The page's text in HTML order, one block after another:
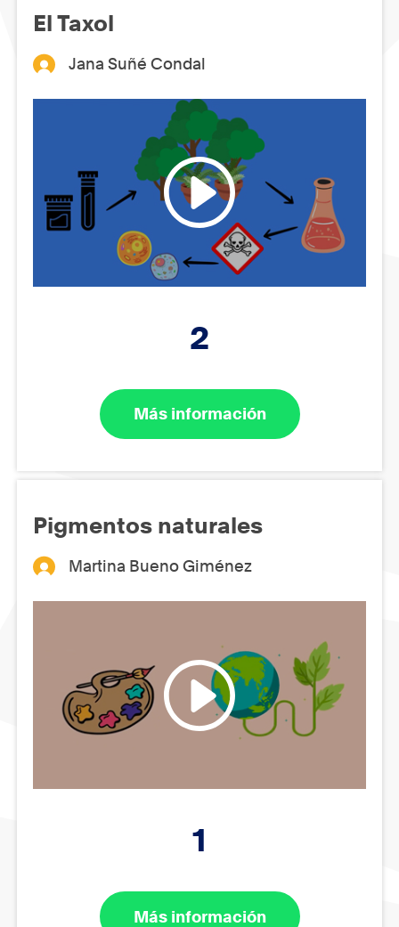
El Taxol
Jana Suñé Condal
2
Más información
Pigmentos naturales
Martina Bueno Giménez
1
Más información